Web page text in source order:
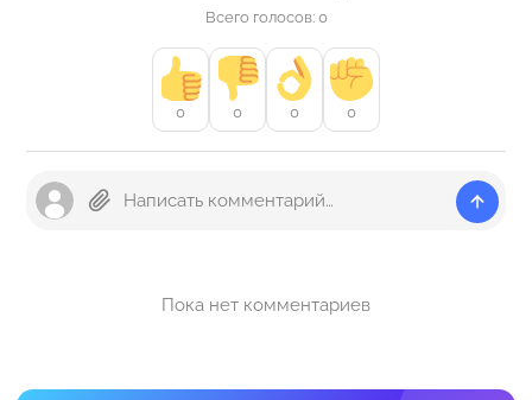
Всего голосов: 0
0 0 0 0
Пока нет комментариев